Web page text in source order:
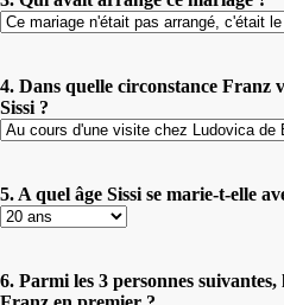
4. Dans quelle circonstance Franz
Sissi ?
5. A quel âge Sissi se marie-t-elle
6. Parmi les 3 personnes